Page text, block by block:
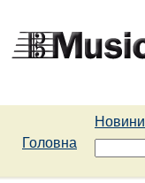
Новини
Головна